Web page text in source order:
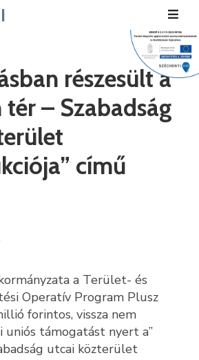
részesült a
tér – Szabadság
című
a Terület- és
Operatív Program Plusz
forintos, vissza nem
támogatást nyert a”
utcai közterület